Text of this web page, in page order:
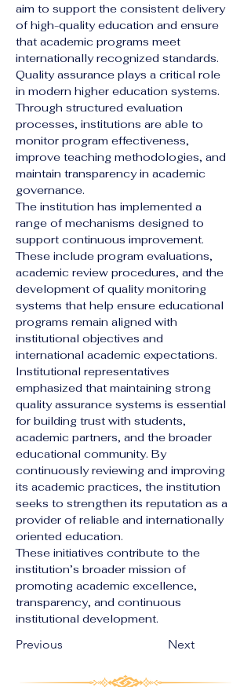
aim to support the consistent delivery
of high-quality education and ensure
that academic programs meet
internationally recognized standards.
Quality assurance plays a critical role
in modern higher education systems.
Through structured evaluation
processes, institutions are able to
monitor program effectiveness,
improve teaching methodologies, and
maintain transparency in academic
governance.
The institution has implemented a
range of mechanisms designed to
support continuous improvement.
These include program evaluations,
academic review procedures, and the
development of quality monitoring
systems that help ensure educational
programs remain aligned with
institutional objectives and
international academic expectations.
Institutional representatives
emphasized that maintaining strong
quality assurance systems is essential
for building trust with students,
academic partners, and the broader
educational community. By
continuously reviewing and improving
its academic practices, the institution
seeks to strengthen its reputation as a
provider of reliable and internationally
oriented education.
These initiatives contribute to the
institution’s broader mission of
promoting academic excellence,
transparency, and continuous
institutional development.
Previous Next